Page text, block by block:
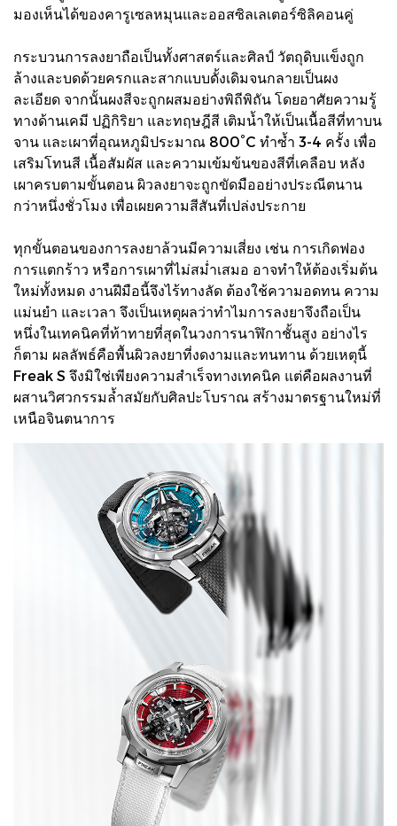
มองเห็นได้ของคารูเซลหมุนและออสซิลเลเตอร์ซิลิคอนคู่
กระบวนการลงยาถือเป็นทั้งศาสตร์และศิลป์ วัตถุดิบแข็งถูก
ล้างและบดด้วยครกและสากแบบดั้งเดิมจนกลายเป็นผง
ละเอียด จากนั้นผงสีจะถูกผสมอย่างพิถีพิถัน โดยอาศัยความรู้
ทางด้านเคมี ปฏิกิริยา และทฤษฎีสี เติมน้ำให้เป็นเนื้อสีที่ทาบน
จาน และเผาที่อุณหภูมิประมาณ 800°C ทำซ้ำ 3-4 ครั้ง เพื่อ
เสริมโทนสี เนื้อสัมผัส และความเข้มข้นของสีที่เคลือบ หลัง
เผาครบตามขั้นตอน ผิวลงยาจะถูกขัดมืออย่างประณีตนาน
กว่าหนึ่งชั่วโมง เพื่อเผยความสีสันที่เปล่งประกาย
ทุกขั้นตอนของการลงยาล้วนมีความเสี่ยง เช่น การเกิดฟอง
การแตกร้าว หรือการเผาที่ไม่สม่ำเสมอ อาจทำให้ต้องเริ่มต้น
ใหม่ทั้งหมด งานฝีมือนี้จึงไร้ทางลัด ต้องใช้ความอดทน ความ
แม่นยำ และเวลา จึงเป็นเหตุผลว่าทำไมการลงยาจึงถือเป็น
หนึ่งในเทคนิคที่ท้าทายที่สุดในวงการนาฬิกาชั้นสูง อย่างไร
ก็ตาม ผลลัพธ์คือพื้นผิวลงยาที่งดงามและทนทาน ด้วยเหตุนี้
Freak S จึงมิใช่เพียงความสำเร็จทางเทคนิค แต่คือผลงานที่
ผสานวิศวกรรมล้ำสมัยกับศิลปะโบราณ สร้างมาตรฐานใหม่ที่
เหนือจินตนาการ